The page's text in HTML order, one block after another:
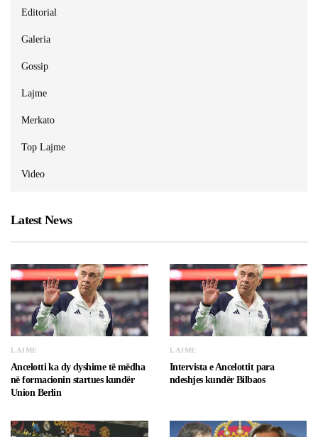
Editorial
Galeria
Gossip
Lajme
Merkato
Top Lajme
Video
Latest News
LAJME
Ancelotti ka dy dyshime të mëdha
në formacionin startues kundër
Union Berlin
LAJME
Intervista e Ancelottit para
ndeshjes kundër Bilbaos